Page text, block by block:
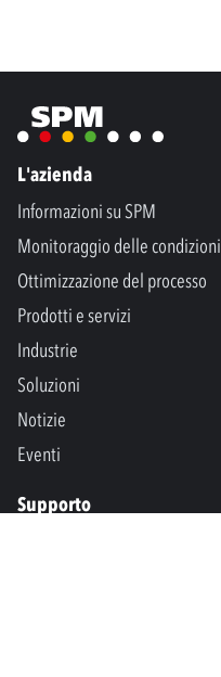
L'azienda
Informazioni su SPM
Monitoraggio delle condizioni
Ottimizzazione del processo
Prodotti e servizi
Industrie
Soluzioni
Notizie
Eventi
Supporto